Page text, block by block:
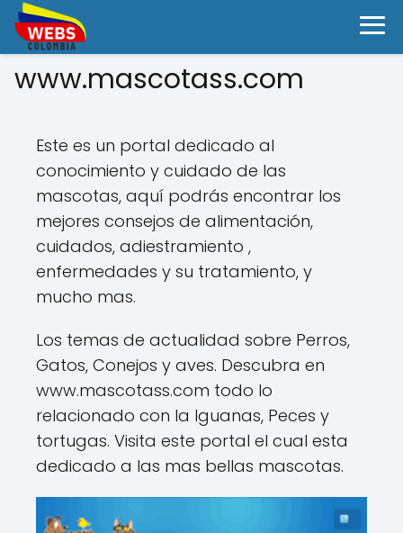
www.mascotass.com
Este es un portal dedicado al
conocimiento y cuidado de las
mascotas, aquí podrás encontrar los
mejores consejos de alimentación,
cuidados, adiestramiento ,
enfermedades y su tratamiento, y
mucho mas.
Los temas de actualidad sobre Perros,
Gatos, Conejos y aves. Descubra en
www.mascotass.com todo lo
relacionado con la Iguanas, Peces y
tortugas. Visita este portal el cual esta
dedicado a las mas bellas mascotas.